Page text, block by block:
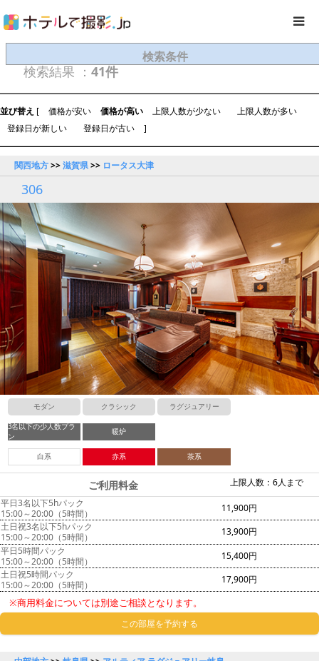
検索条件
検索結果 ： 41件
並び替え [ 価格が安い 価格が高い 上限人数が少ない
上限人数が多い
登録日が新しい
登録日が古い ]
関西地方>>滋賀県>> ロータス大津
306
モダン クラシック ラグジュアリー
3名以下の少人数プラ
ン
暖炉
白系 赤系 茶系
上限人数：6人まで
ご利用料金
平日3名以下5hパック
15:00～20:00（5時間）
11,900円
土日祝3名以下5hパック
15:00～20:00（5時間）
13,900円
平日5時間パック
15:00～20:00（5時間）
15,400円
土日祝5時間パック
15:00～20:00（5時間）
17,900円
※商用料金については別途ご相談となります。
この部屋を予約する